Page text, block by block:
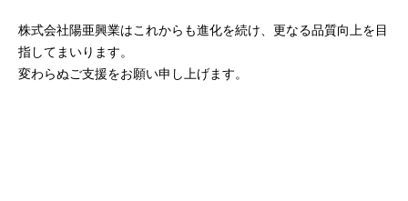
株式会社陽亜興業はこれからも進化を続け、更なる品質向上を目
指してまいります。
変わらぬご支援をお願い申し上げます。